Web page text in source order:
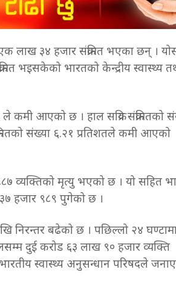
लाख ३४ हजार संक्रमित भएका छन् ।
भइसकेको भारतको केन्द्रीय स्वास्थ्य
ले कमी आएको छ । हाल सक्रिय संक्रमितको
संख्या ६.२१ प्रतिशतले कमी आएको
व्यक्तिको मृत्यु भएको छ । यो सहित
हजार ९८९ पुगेको छ ।
निरन्तर बढेको छ । पछिल्लो २४
दुई करोड ६३ लाख ९० हजार व्यक्ति
स्वास्थ्य अनुसन्धान परिषदले